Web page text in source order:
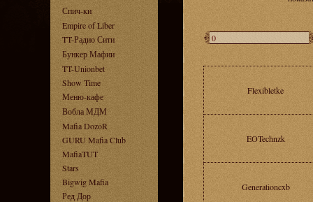
Спич-ки
Empire of Liber
TT-Радио Сити
Бункер Мафии
TT-Unionbet
Show Time
Меню-кафе
Вобла МДМ
Mafia DozoR
GURU Mafia Club
MafiaTUT
Stars
Bigwig Mafia
Ред Дор
Flexibletke
EOTechnzk
Generationcxb